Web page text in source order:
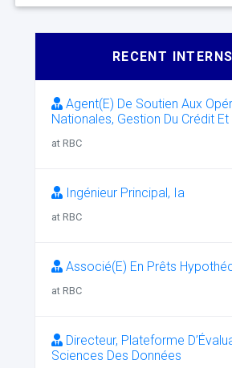
RECENT
Agent(E) De Soutien Aux
Nationales, Gestion Du Crédit
at RBC
Ingénieur Principal, Ia
at RBC
Associé(E) En Prêts
at RBC
Directeur, Plateforme
Sciences Des Données